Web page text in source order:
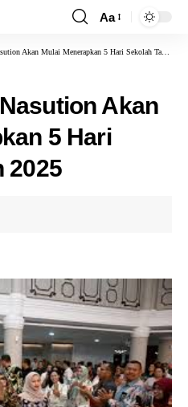
Aa
Akan Mulai Menerapkan 5 Hari Sekolah Tahun 2025
Akan
5 Hari
2025